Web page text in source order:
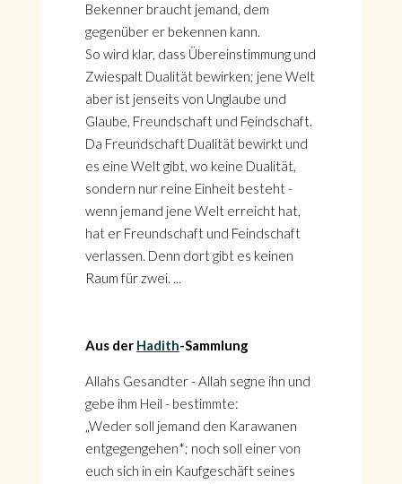
Bekenner braucht jemand, dem
gegenüber er bekennen kann.
So wird klar, dass Übereinstimmung und
Zwiespalt Dualität bewirken; jene Welt
aber ist jenseits von Unglaube und
Glaube, Freundschaft und Feindschaft.
Da Freundschaft Dualität bewirkt und
es eine Welt gibt, wo keine Dualität,
sondern nur reine Einheit besteht -
wenn jemand jene Welt erreicht hat,
hat er Freundschaft und Feindschaft
verlassen. Denn dort gibt es keinen
Raum für zwei. ...
Aus der Hadith-Sammlung
Allahs Gesandter - Allah segne ihn und
gebe ihm Heil - bestimmte:
„Weder soll jemand den Karawanen
entgegengehen*; noch soll einer von
euch sich in ein Kaufgeschäft seines